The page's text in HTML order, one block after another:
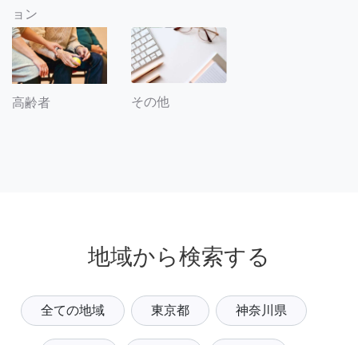
ョン
高齢者 その他
地域から検索する
全ての地域 東京都 神奈川県